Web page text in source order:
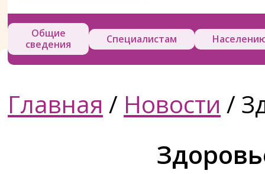
Общие
сведения
Специалистам
Главная / Новости /